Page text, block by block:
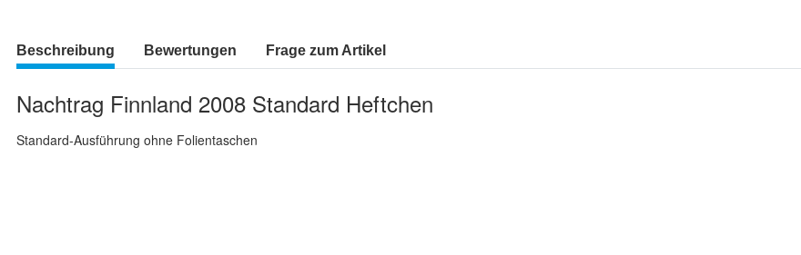
Beschreibung Bewertungen Frage zum Artikel
Nachtrag Finnland 2008 Standard Heftchen
Standard-Ausführung ohne Folientaschen